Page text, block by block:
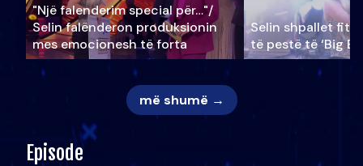
"Një falenderim special për…"/
Selin falënderon produksionin
mes emocionesh të forta
Selin shpallet
të pestë të ‘Big
më shumë →
Episode